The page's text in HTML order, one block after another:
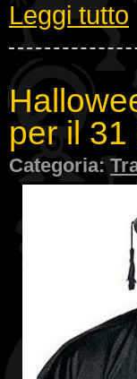
Leggi tutto
per il 31
Categoria: